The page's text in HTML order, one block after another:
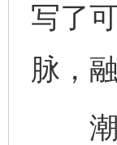
写了
脉，
潮